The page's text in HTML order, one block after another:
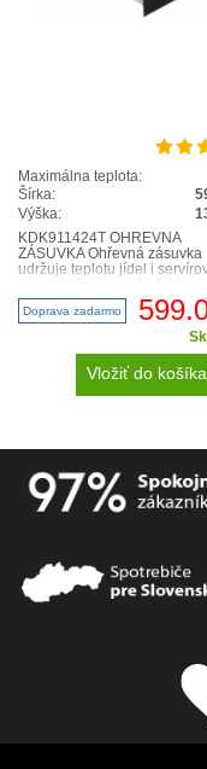
Maximálna teplota:
Šírka:
Výška:
KDK911424T OHŘEVNÁ
ZÁSUVKA Ohřevná zásuvka
udržuje teplotu jídel i
množství jídla nemusí být v
do..
Doprava zadarmo
Vložiť do košíka